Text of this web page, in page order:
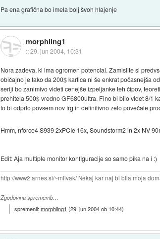
Pa ena grafična bo imela bolj švoh hlajenje
morphling1
::29. jun 2004, 10:31
Nora zadeva, ki ima ogromen potencial. Zamislite si
običajno je tako da 200$ kartica ni še enkrat počasnejša
seriji bo zanimivo videti cenejše izpeljanke teh čipov,
prehitela 500$ vredno GF6800ultra. Fino bi bilo videt 8/1
to bi odprlo povsem nov trg in definitivno zelo povečale
Hmm, nforce4 S939 2xPCIe 16x, Soundstorm2 in 2x NV
Edit: Aja multiple monitor konfiguracije so samo pika na i :)
http://www2.arnes.si/~mlivak/ Nekaj kar naj bi bila moja
Zgodovina sprememb…
spremenil:morphling1 (29. jun 2004 ob 10:44)